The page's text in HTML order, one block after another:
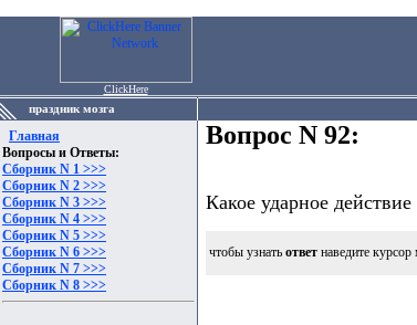
ClickHere
праздник мозга
Главная
Вопросы и Ответы:
Сборник N 1 >>>
Сборник N 2 >>>
Сборник N 3 >>>
Сборник N 4 >>>
Сборник N 5 >>>
Сборник N 6 >>>
Сборник N 7 >>>
Сборник N 8 >>>
Вопрос N 92:
Какое ударное
чтобы узнать ответ наведите